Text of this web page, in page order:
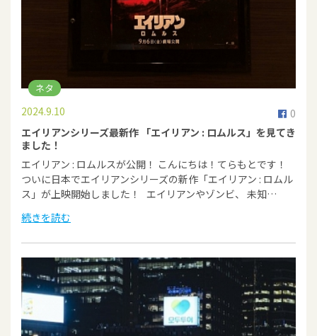
ネタ
0
2024.9.10
エイリアンシリーズ最新作 「エイリアン : ロムルス」を見てき
ました！
エイリアン : ロムルスが公開！ こんにちは！てらもとです！
ついに日本でエイリアンシリーズの新作「エイリアン : ロムル
ス」が上映開始しました！ エイリアンやゾンビ、 未知…
続きを読む